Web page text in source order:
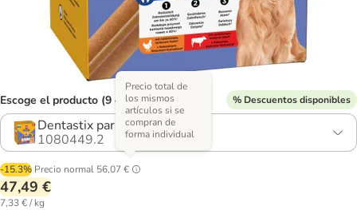
Escoge el producto (9 opciones) % Descuentos disponibles
Dentastix para perros grandes
1080449.2
-15.3% Precio normal 56,07 €
Precio total de
los mismos
artículos si se
compran de
forma individual
47,49 €
7,33 € / kg